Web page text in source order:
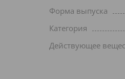
Форма выпуска
Категория
Действующее